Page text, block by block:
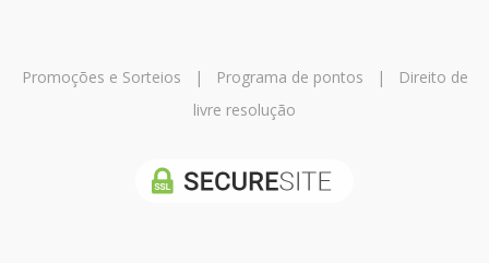
Promoções e Sorteios | Programa de pontos |
Direito de
livre resolução